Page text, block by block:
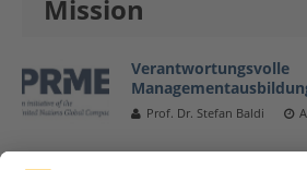
Mission
Verantwortungsvolle
Prof. Dr. Stefan Baldi